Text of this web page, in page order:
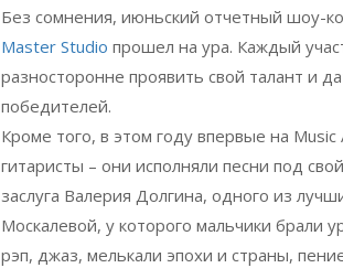
Без сомнения, июньский отчетный шоу-
Master Studio прошел на ура. Каждый
разносторонне проявить свой талант и
победителей.
Кроме того, в этом году впервые на
гитаристы – они исполняли песни под
заслуга Валерия Долгина, одного из
Москалевой, у которого мальчики брали
рэп, джаз, мелькали эпохи и страны,